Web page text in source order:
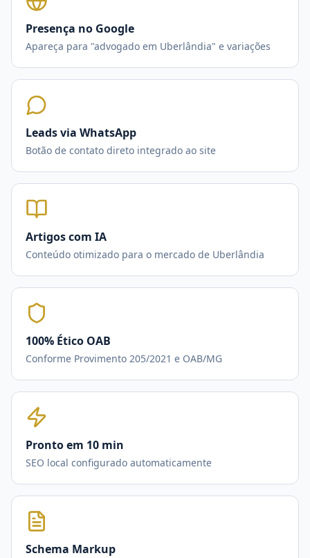
Presença no Google
Apareça para "advogado em Uberlândia" e variações
Leads via WhatsApp
Botão de contato direto integrado ao site
Artigos com IA
Conteúdo otimizado para o mercado de Uberlândia
100% Ético OAB
Conforme Provimento 205/2021 e OAB/MG
Pronto em 10 min
SEO local configurado automaticamente
Schema Markup